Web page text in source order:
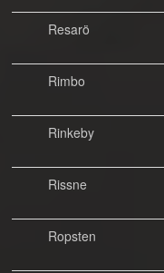
Resarö
Rimbo
Rinkeby
Rissne
Ropsten